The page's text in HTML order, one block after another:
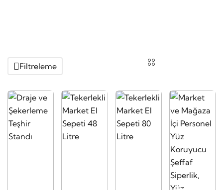
Filtreleme